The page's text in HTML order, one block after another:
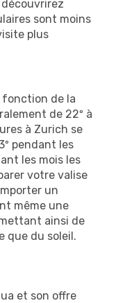
sont moins
plus
fonction de la
de 22º à
à Zurich se
pendant les
les mois les
votre valise
un
même une
ainsi de
que du soleil.
et son offre